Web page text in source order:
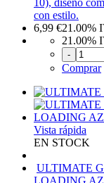
10), diseño
con estilo.
6,99 €21.00%
21.00%
-
Comprar
Vista rápida
EN STOCK
ULTIMATE